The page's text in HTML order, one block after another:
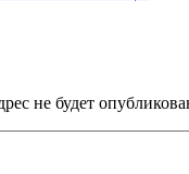
не будет